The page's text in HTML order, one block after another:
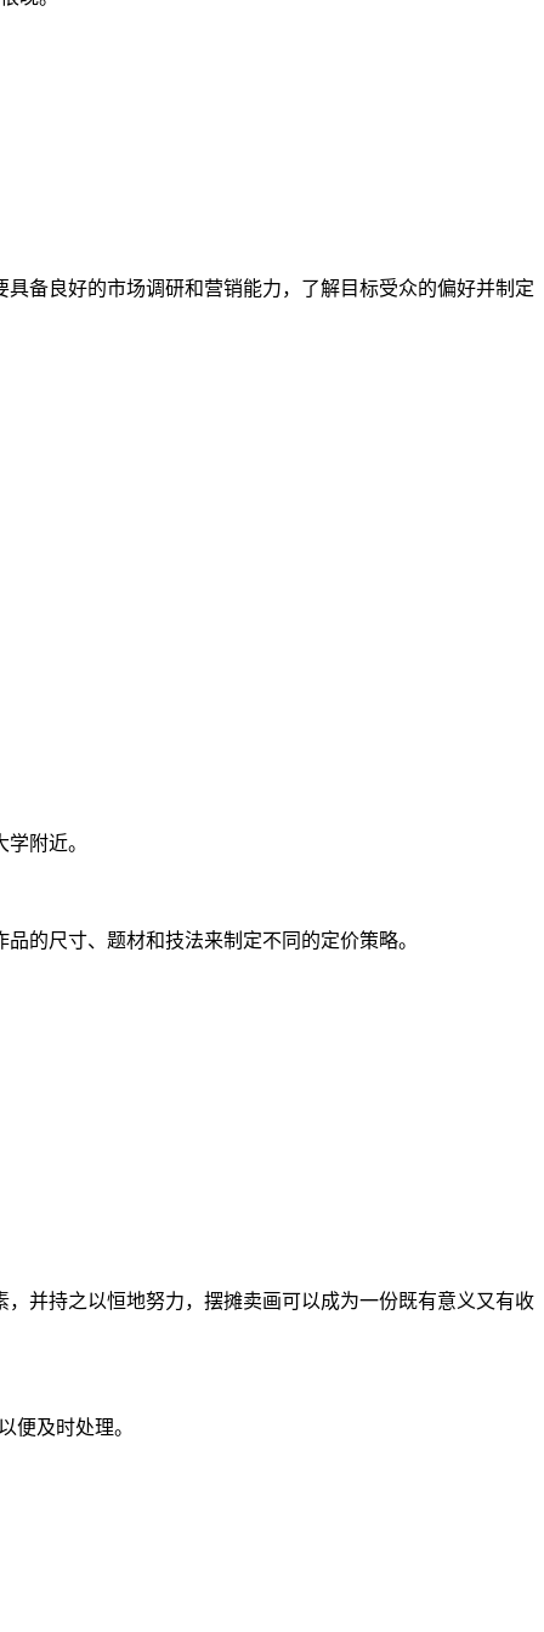
备良好的市场调研和营销能力，了解目标受众的偏好并制定
附近。
的尺寸、题材和技法来制定不同的定价策略。
并持之以恒地努力，摆摊卖画可以成为一份既有意义又有收
便及时处理。